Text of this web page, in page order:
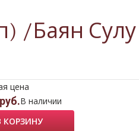
/Баян Сулу
цена
В наличии
КОРЗИНУ